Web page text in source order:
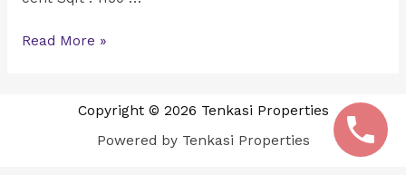
ராமச்சந்திரபட்டிணத்தில்
Read More »
Copyright © 2026 Tenkasi Properties
Powered by Tenkasi Properties